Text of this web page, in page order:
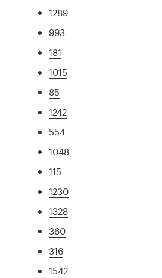
1289
993
181
1015
85
1242
554
1048
115
1230
1328
360
316
1542